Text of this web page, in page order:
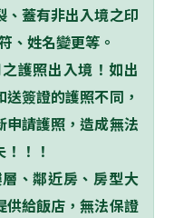
、蓋有非出入境之印
、姓名變更等。
護照出入境！如出
簽證的護照不同，
申請護照，造成無法
！！
、鄰近房、房型大
供給飯店，無法保證